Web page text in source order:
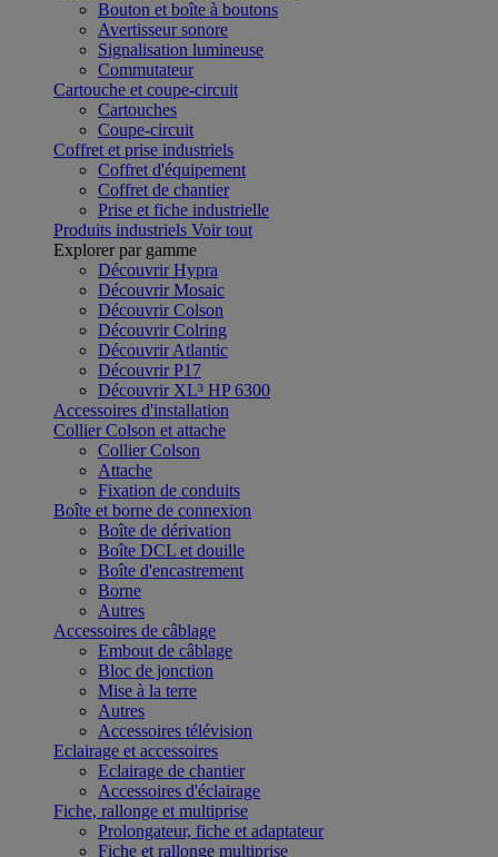
Bouton et boîte à boutons
Avertisseur sonore
Signalisation lumineuse
Commutateur
Cartouche et coupe-circuit
Cartouches
Coupe-circuit
Coffret et prise industriels
Coffret d'équipement
Coffret de chantier
Prise et fiche industrielle
Produits industriels Voir tout
Explorer par gamme
Découvrir Hypra
Découvrir Mosaic
Découvrir Colson
Découvrir Colring
Découvrir Atlantic
Découvrir P17
Découvrir XL³ HP 6300
Accessoires d'installation
Collier Colson et attache
Collier Colson
Attache
Fixation de conduits
Boîte et borne de connexion
Boîte de dérivation
Boîte DCL et douille
Boîte d'encastrement
Borne
Autres
Accessoires de câblage
Embout de câblage
Bloc de jonction
Mise à la terre
Autres
Accessoires télévision
Eclairage et accessoires
Eclairage de chantier
Accessoires d'éclairage
Fiche, rallonge et multiprise
Prolongateur, fiche et adaptateur
Fiche et rallonge multiprise